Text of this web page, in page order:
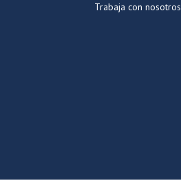
Trabaja con nosotros